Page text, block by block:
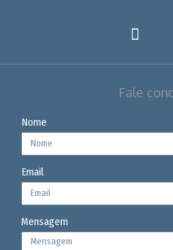
Fale
Nome
Email
Mensagem